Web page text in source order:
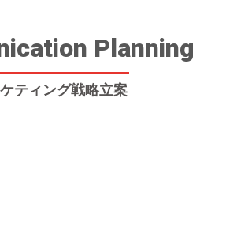
Planning
ティング戦略立案